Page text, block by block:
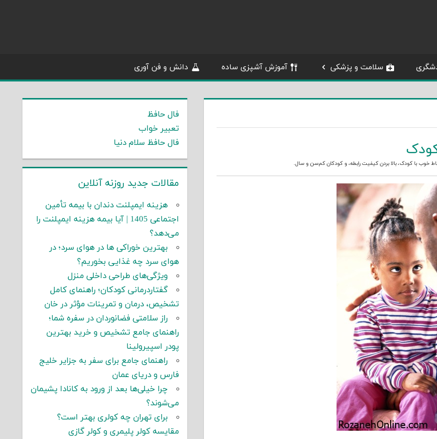
سلامت و پزشکی آموزش آشپزی ساده دانش و فن آوری
خوب با کودک،بالا بردن کیفیت رابطه، وکودکان کم‌سن و سال.
فال حافظ
تعبیر خواب
فال حافظ سلام دنیا
مقالات جدید روزنه آنلاین
هزینه ایمپلنت دندان با بیمه تأمین
اجتماعی 1405 | آیا بیمه هزینه ایمپلنت را
می‌دهد؟
بهترین خوراکی ها در هوای سرد؛ در
هوای سرد چه غذایی بخوریم؟
ویژگی‌های طراحی داخلی منزل
گفتاردرمانی کودکان؛ راهنمای کامل
تشخیص، درمان و تمرینات مؤثر در خان
راز سلامتی فضانوردان در سفره شما؛
راهنمای جامع تشخیص و خرید بهترین
پودر اسپیرولینا
راهنمای جامع برای سفر به جزایر خلیج
فارس و دریای عمان
چرا خیلی‌ها بعد از ورود به کانادا پشیمان
می‌شوند؟
برای تهران چه کولری بهتر است؟
مقایسه کولر پلیمری و کولر گازی